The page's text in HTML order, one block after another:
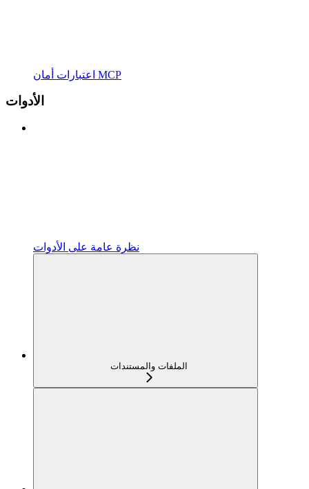
اعتبارات أمان MCP
الأدوات
نظرة عامة على الأدوات
الملفات والمستندات